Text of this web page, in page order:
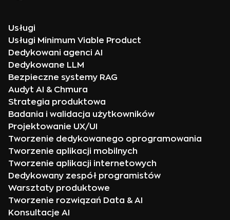
Usługi
Usługi Minimum Viable Product
Dedykowani agenci AI
Dedykowane LLM
Bezpieczne systemy RAG
Audyt AI & Chmura
Strategia produktowa
Badania i walidacja użytkowników
Projektowanie UX/UI
Tworzenie dedykowanego oprogramowania
Tworzenie aplikacji mobilnych
Tworzenie aplikacji internetowych
Dedykowany zespół programistów
Warsztaty produktowe
Tworzenie rozwiązań Data & AI
Konsultacje AI